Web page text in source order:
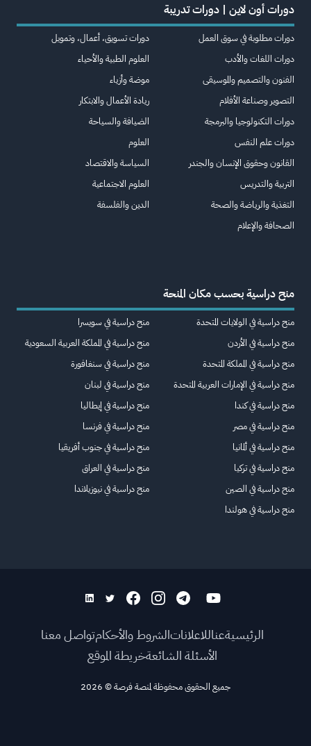
دورات أون لاين | دورات تدريبة
دورات مطلوبة في سوق العمل
دورات اللغات والأدب
الفنون والتصميم والموسيقى
التصوير وصناعة الأفلام
دورات التكنولوجيا والبرمجة
دورات علم النفس
القانون وحقوق الإنسان والجندر
التربية والتدريس
التغذية والرياضة والصحة
الصحافة والإعلام
دورات تسويق، أعمال، وتمويل
العلوم الطبية والأحياء
موضة وأزياء
ريادة الأعمال والابتكار
الضيافة والسياحة
العلوم
السياسة والاقتصاد
العلوم الاجتماعية
الدين والفلسفة
منح دراسية بحسب مكان المنحة
منح دراسية في الولايات المتحدة
منح دراسية في الأردن
منح دراسية في المملكة المتحدة
منح دراسية في الإمارات العربية المتحدة
منح دراسية في كندا
منح دراسية في مصر
منح دراسية في ألمانيا
منح دراسية في تركيا
منح دراسية في الصين
منح دراسية في هولندا
منح دراسية في سويسرا
منح دراسية في المملكة العربية السعودية
منح دراسية في سنغافورة
منح دراسية في لبنان
منح دراسية في إيطاليا
منح دراسية في فرنسا
منح دراسية في جنوب أفريقيا
منح دراسية في العراق
منح دراسية في نيوزيلاندا
الرئيسيةعناللاعلاناتالشروط والأحكامتواصل معنا
الأسئلة الشائعةخريطة الموقع
جميع الحقوق محفوظة لمنصة فرصة©
2026